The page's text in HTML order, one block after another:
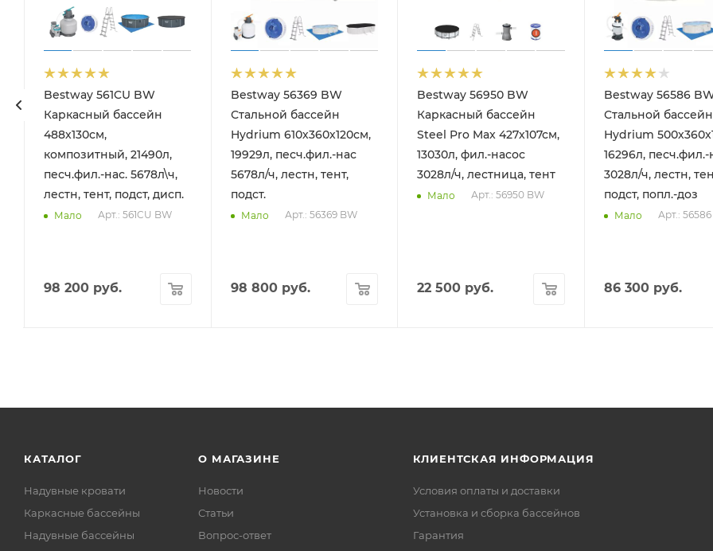
для дна, шланг 6м, ручка 190см)
Bestway 561CU BW
Каркасный бассейн
488х130см,
композитный, 21490л,
песч.фил.-нас. 5678л\ч,
лестн, тент, подст, дисп.
Мало Арт.: 561CU BW
98 200руб.
Bestway 56369 BW
Стальной бассейн
Hydrium 610х360х120см,
19929л, песч.фил.-нас
5678л/ч, лестн, тент,
подст.
Мало Арт.: 56369 BW
98 800руб.
Bestway 56950 BW
Каркасный бассейн
Steel Pro Max 427х107см,
13030л, фил.-насос
3028л/ч, лестница, тент
Мало Арт.: 56950 BW
22 500 руб.
Bestway 56586
Стальной бассейн
Hydrium
16296л, песч.фил.-
3028л/ч, лестн,
подст, попл.-доз
Мало Арт.:
86 300 руб.
КАТАЛОГ
Надувные кровати
Каркасные бассейны
Надувные бассейны
О МАГАЗИНЕ
Новости
Статьи
Вопрос-ответ
КЛИЕНТСКАЯ ИНФОРМАЦИЯ
Условия оплаты и доставки
Установка и сборка бассейнов
Гарантия